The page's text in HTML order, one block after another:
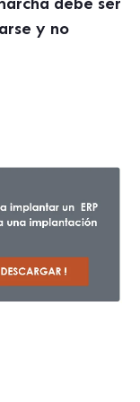
debe ser
y no